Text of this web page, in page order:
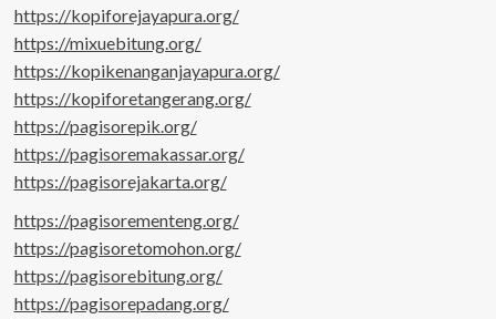
https://kopiforejayapura.org/
https://mixuebitung.org/
https://kopikenanganjayapura.org/
https://kopiforetangerang.org/
https://pagisorepik.org/
https://pagisoremakassar.org/
https://pagisorejakarta.org/
https://pagisorementeng.org/
https://pagisoretomohon.org/
https://pagisorebitung.org/
https://pagisorepadang.org/